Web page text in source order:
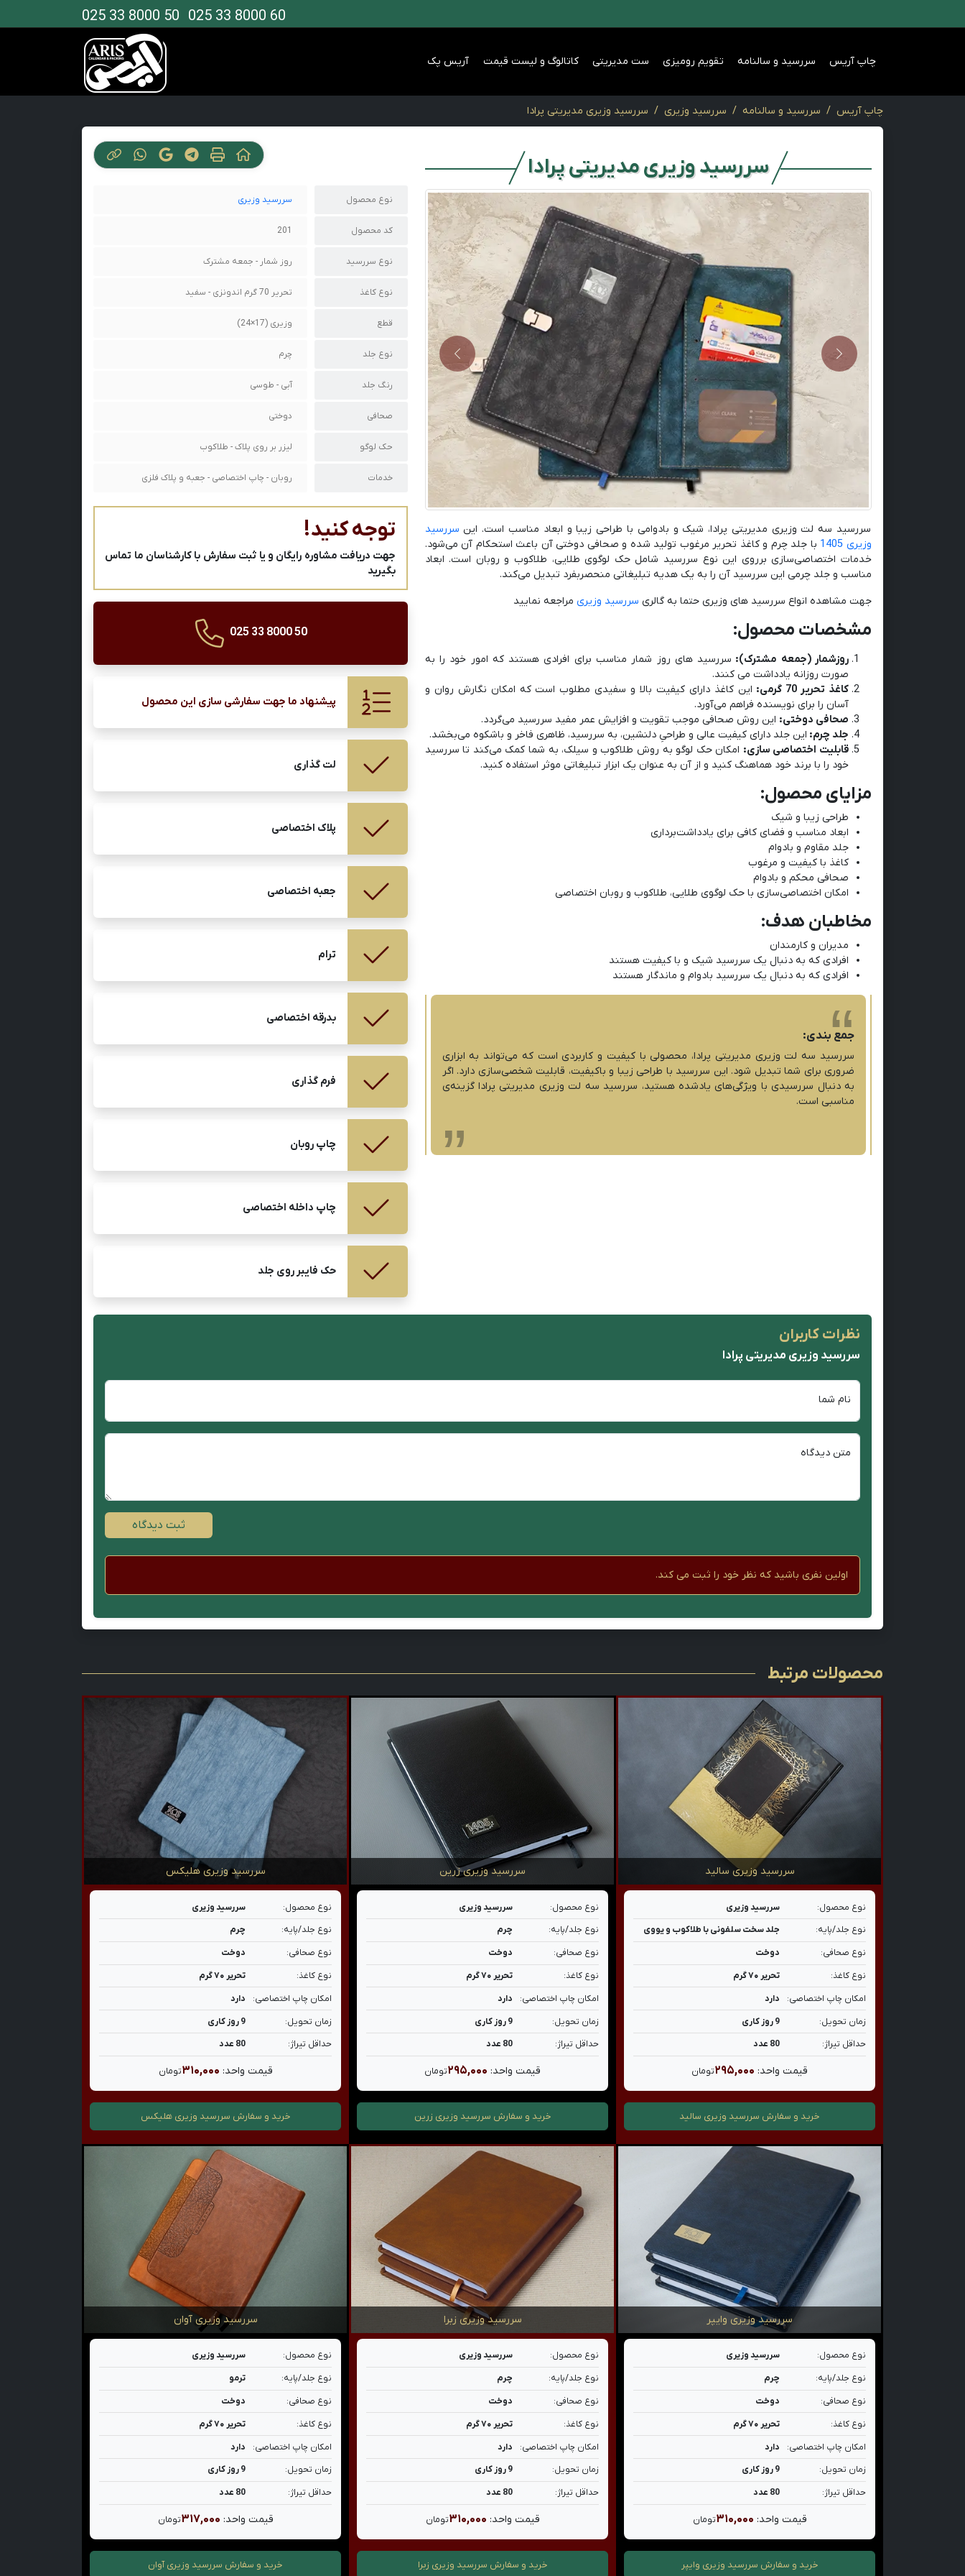
025 33 8000 60
025 33 8000 50
چاپ آریس سررسید و سالنامه تقویم رومیزی ست مدیریتی کاتالوگ و لیست قیمت آریس پک
چاپ آریس سررسید و سالنامه سررسید وزیری سررسید وزیری مدیریتی پرادا
سررسید وزیری مدیریتی پرادا
Previous
Next
سررسید سه لت وزیری مدیریتی پرادا، شیک و بادوامی با طراحی زیبا و ابعاد مناسب است. این سررسید
وزیری 1405
با جلد چرم و کاغذ تحریر مرغوب تولید شده و صحافی دوختی آن باعث استحکام آن می‌شود.
خدمات اختصاصی‌سازی برروی این نوع سررسید شامل حک لوگوی طلایی، طلاکوب و روبان است. ابعاد
مناسب و جلد چرمی این سررسید آن را به یک هدیه تبلیغاتی منحصربفرد تبدیل می‌کند.
جهت مشاهده انواع سررسید های وزیری حتما به گالری سررسید وزیری مراجعه نمایید
مشخصات محصول:
روزشمار (جمعه مشترک): سررسید های روز شمار مناسب برای افرادی هستند که امور خود را به
صورت روزانه یادداشت می کنند.
کاغذ تحریر 70 گرمی:
این کاغذ دارای کیفیت بالا و سفیدی مطلوب است که امکان نگارش روان و
آسان را برای نویسنده فراهم می‌آورد.
صحافی دوختی: این روش صحافی موجب تقویت و افزایش عمر مفید سررسید می‌گردد.
جلد چرم: این جلد دارای کیفیت عالی و طراحیِ دلنشین، به سررسید، ظاهری فاخر و باشکوه می‌بخشد.
قابلیت اختصاصی سازی: امکان حک لوگو به روش طلاکوب و سیلک، به شما کمک می‌کند تا سررسید
خود را با برند خود هماهنگ کنید و از آن به عنوان یک ابزار تبلیغاتی موثر استفاده کنید.
مزایای محصول:
طراحی زیبا و شیک
ابعاد مناسب و فضای کافی برای یادداشت‌برداری
جلد مقاوم و بادوام
کاغذ با کیفیت و مرغوب
صحافی محکم و بادوام
امکان اختصاصی‌سازی با حک لوگوی طلایی، طلاکوب و روبان اختصاصی
مخاطبان هدف:
مدیران و کارمندان
افرادی که به دنبال یک سررسید شیک و با کیفیت هستند
افرادی که به دنبال یک سررسید بادوام و ماندگار هستند
جمع بندی:
سررسید سه لت وزیری مدیریتی پرادا، محصولی با کیفیت و کاربردی است که می‌تواند به ابزاری
ضروری برای شما تبدیل شود. این سررسید با طراحی زیبا و باکیفیت، قابلیت شخصی‌سازی دارد. اگر
به دنبال سررسیدی با ویژگی‌های یادشده هستید، سررسید سه لت وزیری مدیریتی پرادا گزینه‌ی
مناسبی است.
نوع محصول سررسید وزیری
کد محصول 201
نوع سررسید روز شمار - جمعه مشترک
نوع کاغذ تحریر 70 گرم اندونزی - سفید
قطع وزیری (17×24)
نوع جلد چرم
رنگ جلد آبی - طوسی
صحافی دوختی
حک لوگو لیزر بر روی پلاک - طلاکوب
خدمات روبان - چاپ اختصاصی - جعبه و پلاک فلزی
توجه کنید!
جهت دریافت مشاوره رایگان و یا ثبت سفارش با کارشناسان ما تماس
بگیرید
025 33 8000 50
پیشنهاد ما جهت سفارشی سازی این محصول
لت گذاری
پلاک اختصاصی
جعبه اختصاصی
ترام
بدرقه اختصاصی
فرم گذاری
چاپ روبان
چاپ داخله اختصاصی
حک فایبر روی جلد
نظرات کاربران
سررسید وزیری مدیریتی پرادا
نام شما
متن دیدگاه
ثبت دیدگاه
اولین نفری باشید که نظر خود را ثبت می کند.
محصولات مرتبط
سررسید وزیری سالید
نوع محصول:
سررسید وزیری
نوع جلد/پایه:
جلد سخت سلفونی با طلاکوب و یووی
نوع صحافی:
دوخت
نوع کاغذ:
تحریر ۷۰ گرم
امکان چاپ اختصاصی:
دارد
زمان تحویل:
9 روز کاری
حداقل تیراژ:
80 عدد
قیمت واحد: ۲۹۵,۰۰۰تومان
خرید و سفارش سررسید وزیری سالید
سررسید وزیری زرین
نوع محصول:
سررسید وزیری
نوع جلد/پایه:
چرم
نوع صحافی:
دوخت
نوع کاغذ:
تحریر ۷۰ گرم
امکان چاپ اختصاصی:
دارد
زمان تحویل:
9 روز کاری
حداقل تیراژ:
80 عدد
قیمت واحد: ۲۹۵,۰۰۰تومان
خرید و سفارش سررسید وزیری زرین
سررسید وزیری هلیکس
نوع محصول:
سررسید وزیری
نوع جلد/پایه:
چرم
نوع صحافی:
دوخت
نوع کاغذ:
تحریر ۷۰ گرم
امکان چاپ اختصاصی:
دارد
زمان تحویل:
9 روز کاری
حداقل تیراژ:
80 عدد
قیمت واحد: ۳۱۰,۰۰۰تومان
خرید و سفارش سررسید وزیری هلیکس
سررسید وزیری وایپر
نوع محصول:
سررسید وزیری
نوع جلد/پایه:
چرم
نوع صحافی:
دوخت
نوع کاغذ:
تحریر ۷۰ گرم
امکان چاپ اختصاصی:
دارد
زمان تحویل:
9 روز کاری
حداقل تیراژ:
80 عدد
قیمت واحد: ۳۱۰,۰۰۰تومان
خرید و سفارش سررسید وزیری وایپر
سررسید وزیری زبرا
نوع محصول:
سررسید وزیری
نوع جلد/پایه:
چرم
نوع صحافی:
دوخت
نوع کاغذ:
تحریر ۷۰ گرم
امکان چاپ اختصاصی:
دارد
زمان تحویل:
9 روز کاری
حداقل تیراژ:
80 عدد
قیمت واحد: ۳۱۰,۰۰۰تومان
خرید و سفارش سررسید وزیری زبرا
سررسید وزیری آوان
نوع محصول:
سررسید وزیری
نوع جلد/پایه:
ترمو
نوع صحافی:
دوخت
نوع کاغذ:
تحریر ۷۰ گرم
امکان چاپ اختصاصی:
دارد
زمان تحویل:
9 روز کاری
حداقل تیراژ:
80 عدد
قیمت واحد: ۳۱۷,۰۰۰تومان
خرید و سفارش سررسید وزیری آوان